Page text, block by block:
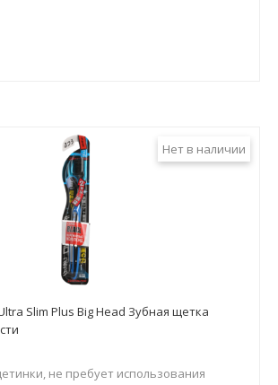
Нет в наличии
Slim Plus Big Head Зубная щетка
не пребует использования